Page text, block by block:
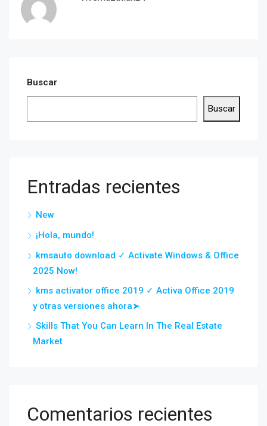
Buscar
Buscar
Entradas recientes
New
¡Hola, mundo!
kmsauto download ✓ Activate Windows & Office
2025 Now!
kms activator office 2019 ✓ Activa Office 2019
y otras versiones ahora➤
Skills That You Can Learn In The Real Estate
Market
Comentarios recientes